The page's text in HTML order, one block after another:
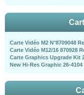
Carte Vidéo M2 N°8709048
Carte Vidéo M12/16 870928
Carte Graphics Upgrade Kit
New Hi-Res Graphic 26-4104